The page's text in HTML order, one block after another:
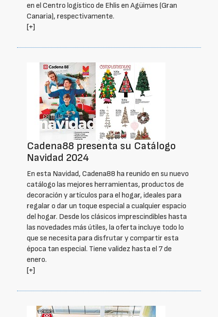
en el Centro logístico de Ehlis en Agüimes (Gran
Canaria), respectivamente.
[+]
Cadena88 presenta su Catálogo
Navidad 2024
En esta Navidad, Cadena88 ha reunido en su nuevo
catálogo las mejores herramientas, productos de
decoración y artículos para el hogar, ideales para
regalar o dar un toque especial a cualquier espacio
del hogar. Desde los clásicos imprescindibles hasta
las novedades más útiles, la oferta incluye todo lo
que se necesita para disfrutar y compartir esta
época tan especial. Tiene validez hasta el 7 de
enero.
[+]